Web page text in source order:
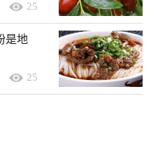
25
是地
25